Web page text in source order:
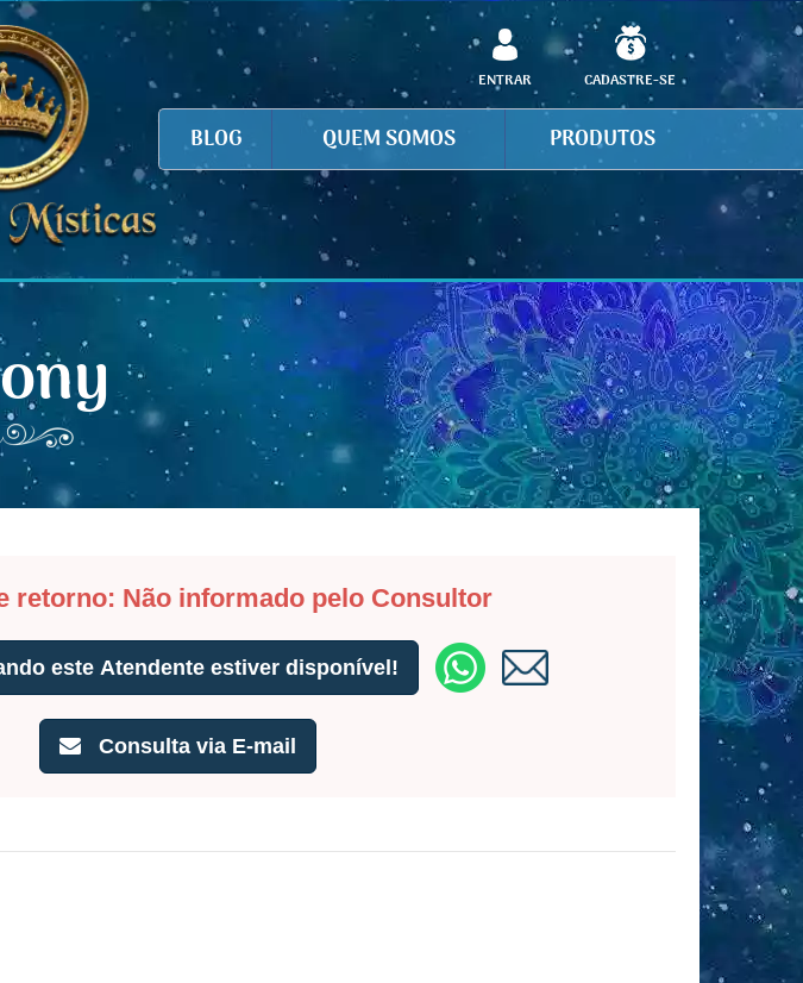
BLOG QUEM SOMOS PRODUTOS
ENTRAR CADASTRE-SE
retorno: Não informado pelo Consultor
este Atendente estiver disponível!
Consulta via E-mail